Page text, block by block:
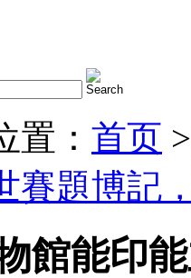
置： 首页 >
賽題博記
館能印